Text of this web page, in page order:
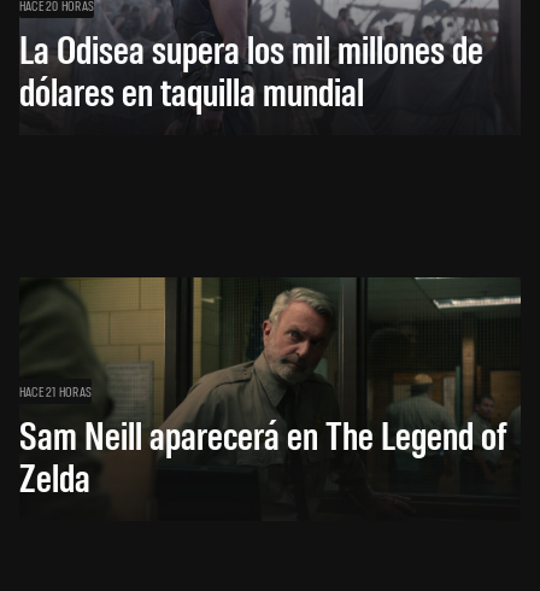
HACE 20 HORAS
La Odisea supera los mil millones de
dólares en taquilla mundial
HACE 21 HORAS
Sam Neill aparecerá en The Legend of
Zelda